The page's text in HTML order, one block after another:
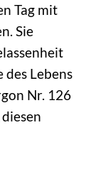
Tag mit
Sie
Lebens
Nr. 126